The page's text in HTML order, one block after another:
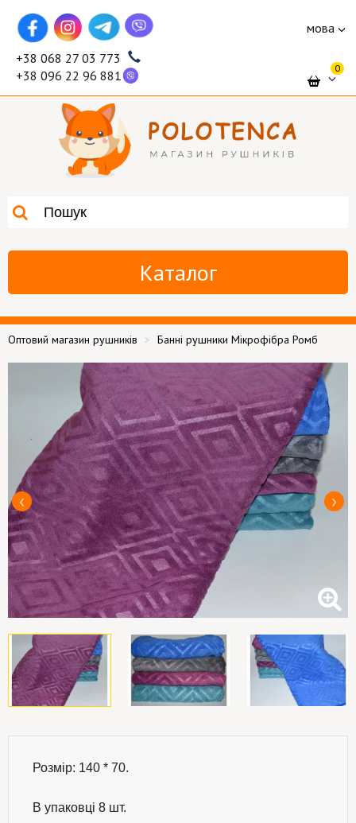
мова
+38 068 27 03 773
+38 096 22 96 881
0
Каталог
Оптовий магазин рушників Банні рушники Мікрофібра Ромб
Розмір: 140 * 70.
В упаковці 8 шт.